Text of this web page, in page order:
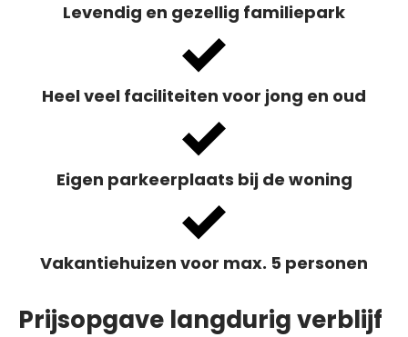
Levendig en gezellig familiepark
Heel veel faciliteiten voor jong en oud
Eigen parkeerplaats bij de woning
Vakantiehuizen voor max. 5 personen
Prijsopgave langdurig verblijf